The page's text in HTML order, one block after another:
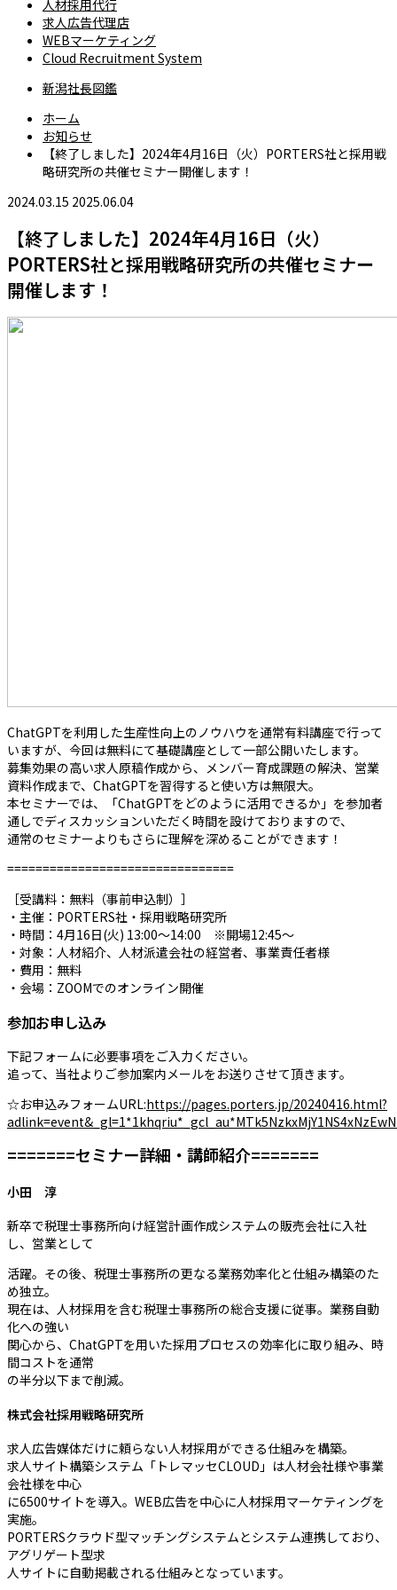
人材採用代行
求人広告代理店
WEBマーケティング
Cloud Recruitment System
新潟社長図鑑
ホーム
お知らせ
【終了しました】2024年4月16日（火）PORTERS社と採用戦
略研究所の共催セミナー開催します！
2024.03.15 2025.06.04
【終了しました】2024年4月16日（火）
PORTERS社と採用戦略研究所の共催セミナー
開催します！
ChatGPTを利用した生産性向上のノウハウを通常有料講座で行って
いますが、今回は無料にて基礎講座として一部公開いたします。
募集効果の高い求人原稿作成から、メンバー育成課題の解決、営業
資料作成まで、ChatGPTを習得すると使い方は無限大。
本セミナーでは、「ChatGPTをどのように活用できるか」を参加者
通しでディスカッションいただく時間を設けておりますので、
通常のセミナーよりもさらに理解を深めることができます！
================================
［受講料：無料（事前申込制）］
・主催：PORTERS社・採用戦略研究所
・時間：4月16日(火) 13:00～14:00 ※開場12:45～
・対象：人材紹介、人材派遣会社の経営者、事業責任者様
・費用：無料
・会場：ZOOMでのオンライン開催
参加お申し込み
下記フォームに必要事項をご入力ください。
追って、当社よりご参加案内メールをお送りさせて頂きます。
☆お申込みフォームURL:https://pages.porters.jp/20240416.html?
=======セミナー詳細・講師紹介=======
小田 淳
新卒で税理士事務所向け経営計画作成システムの販売会社に入社
し、営業として
活躍。その後、税理士事務所の更なる業務効率化と仕組み構築のた
め独立。
現在は、人材採用を含む税理士事務所の総合支援に従事。業務自動
化への強い
関心から、ChatGPTを用いた採用プロセスの効率化に取り組み、時
間コストを通常
の半分以下まで削減。
株式会社採用戦略研究所
求人広告媒体だけに頼らない人材採用ができる仕組みを構築。
求人サイト構築システム「トレマッセCLOUD」は人材会社様や事業
会社様を中心
に6500サイトを導入。WEB広告を中心に人材採用マーケティングを
実施。
PORTERSクラウド型マッチングシステムとシステム連携しており、
アグリゲート型求
人サイトに自動掲載される仕組みとなっています。